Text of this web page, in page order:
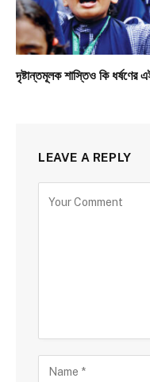
দৃষ্টান্তমূলক শাস্তিও কি ধর্ষণের
LEAVE A REPLY